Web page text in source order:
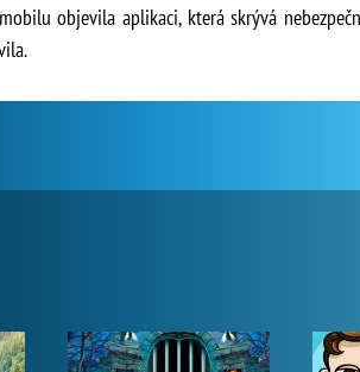
objevila aplikaci, která skrývá